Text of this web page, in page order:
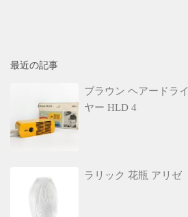
最近の記事
ブラウン ヘアードライ
ヤー HLD 4
ラリック 花瓶 アリゼ